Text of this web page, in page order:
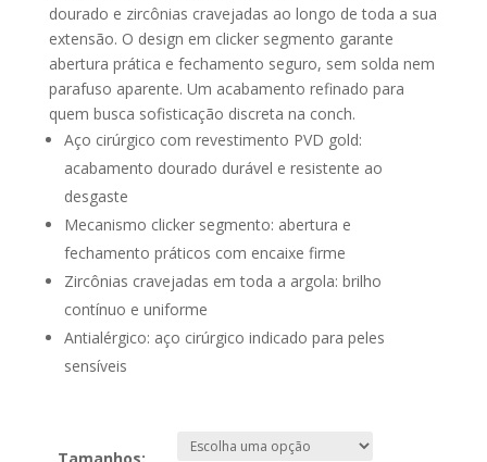
dourado e zircônias cravejadas ao longo de toda a sua
extensão. O design em clicker segmento garante
abertura prática e fechamento seguro, sem solda nem
parafuso aparente. Um acabamento refinado para
quem busca sofisticação discreta na conch.
Aço cirúrgico com revestimento PVD gold:
acabamento dourado durável e resistente ao
desgaste
Mecanismo clicker segmento: abertura e
fechamento práticos com encaixe firme
Zircônias cravejadas em toda a argola: brilho
contínuo e uniforme
Antialérgico: aço cirúrgico indicado para peles
sensíveis